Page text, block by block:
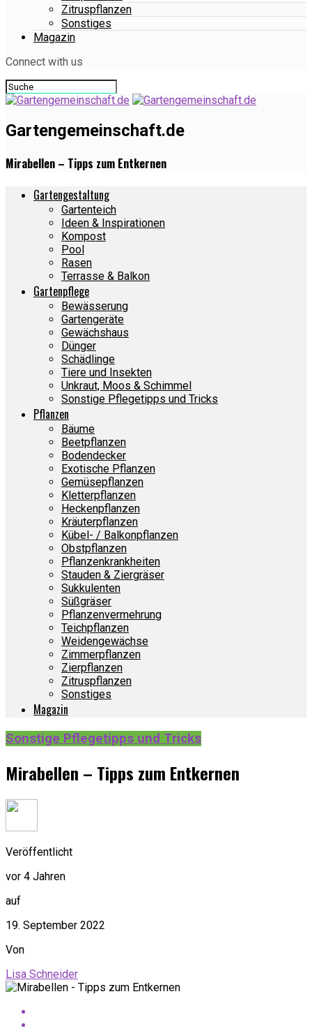
Zitruspflanzen
Sonstiges
Magazin
Connect with us
Gartengemeinschaft.de
Mirabellen – Tipps zum Entkernen
Gartengestaltung
Gartenteich
Ideen & Inspirationen
Kompost
Pool
Rasen
Terrasse & Balkon
Gartenpflege
Bewässerung
Gartengeräte
Gewächshaus
Dünger
Schädlinge
Tiere und Insekten
Unkraut, Moos & Schimmel
Sonstige Pflegetipps und Tricks
Pflanzen
Bäume
Beetpflanzen
Bodendecker
Exotische Pflanzen
Gemüsepflanzen
Kletterpflanzen
Heckenpflanzen
Kräuterpflanzen
Kübel- / Balkonpflanzen
Obstpflanzen
Pflanzenkrankheiten
Stauden & Ziergräser
Sukkulenten
Süßgräser
Pflanzenvermehrung
Teichpflanzen
Weidengewächse
Zimmerpflanzen
Zierpflanzen
Zitruspflanzen
Sonstiges
Magazin
Sonstige Pflegetipps und Tricks
Mirabellen – Tipps zum Entkernen
Veröffentlicht
vor 4 Jahren
auf
19. September 2022
Von
Lisa Schneider